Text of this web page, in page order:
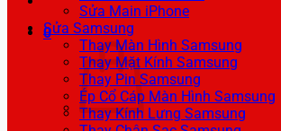
0
Sửa Main iPhone
Sửa Samsung
Thay Màn Hình Samsung
Thay Mặt Kính Samsung
Thay Pin Samsung
Ép Cổ Cáp Màn Hình Samsung
Thay Kính Lưng Samsung